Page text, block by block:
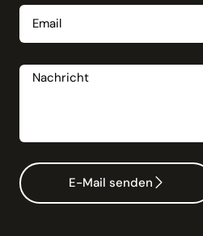
E-Mail senden